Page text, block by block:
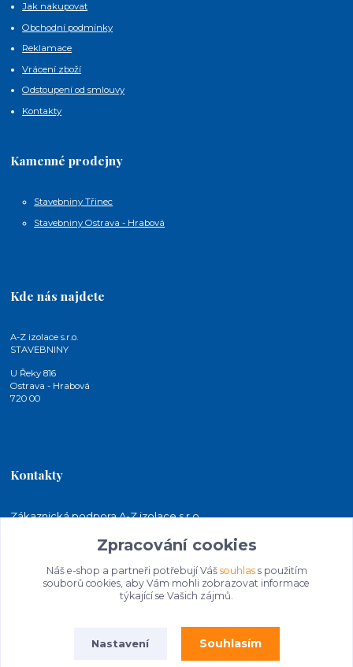
Jak nakupovat
Obchodní podmínky
Reklamace
Vrácení zboží
Odstoupení od smlouvy
Kontakty
Kamenné prodejny
Stavebniny Třinec
Stavebniny Ostrava - Hrabová
Kde nás najdete
A-Z izolace s.r.o.
STAVEBNINY
U Řeky 816
Ostrava - Hrabová
720 00
Kontakty
Zákaznická podpora A-Z izolace s.r.o.
jakubkaleta@azizolace.cz
Zpracování cookies
Náš e-shop a partneři potřebují Váš souhlass použitím
souborů cookies, aby Vám mohli zobrazovat informace
týkající se Vašich zájmů.
Nastavení Souhlasím